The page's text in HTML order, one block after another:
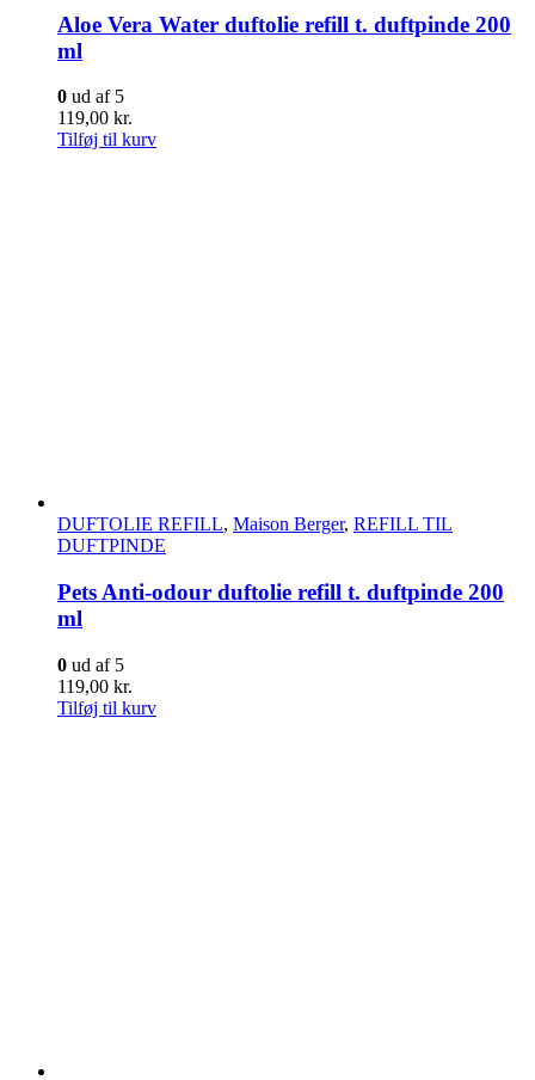
Aloe Vera Water duftolie refill t. duftpinde 200
ml
0 ud af 5
119,00 kr.
Tilføj til kurv
DUFTOLIE REFILL, Maison Berger, REFILL TIL
DUFTPINDE
Pets Anti-odour duftolie refill t. duftpinde 200
ml
0 ud af 5
119,00 kr.
Tilføj til kurv